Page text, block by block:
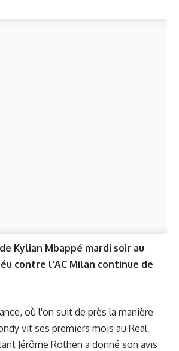
Kylian Mbappé mardi soir au
contre l'AC Milan continue de
où l'on suit de près la manière
vit ses premiers mois au Real
Jérôme Rothen a donné son avis